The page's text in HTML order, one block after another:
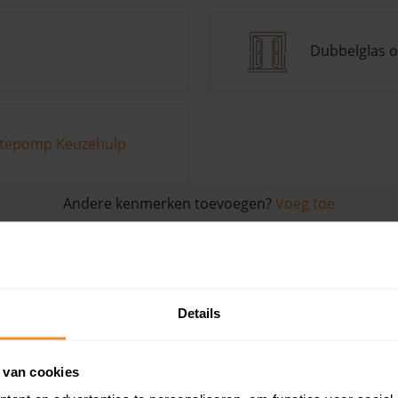
Details
cookies
Dubbelglas
Keuzehulp
Andere kenmerken toevoegen? Voeg toe
de buurt